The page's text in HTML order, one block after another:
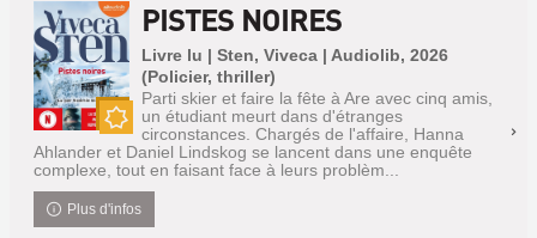
Nouveauté
PISTES NOIRES
Livre lu | Sten, Viveca | Audiolib, 2026
(Policier, thriller)
Parti skier et faire la fête à Are avec cinq amis,
un étudiant meurt dans d'étranges
circonstances. Chargés de l'affaire, Hanna
Ahlander et Daniel Lindskog se lancent dans une enquête
complexe, tout en faisant face à leurs problèm...
Plus d'infos